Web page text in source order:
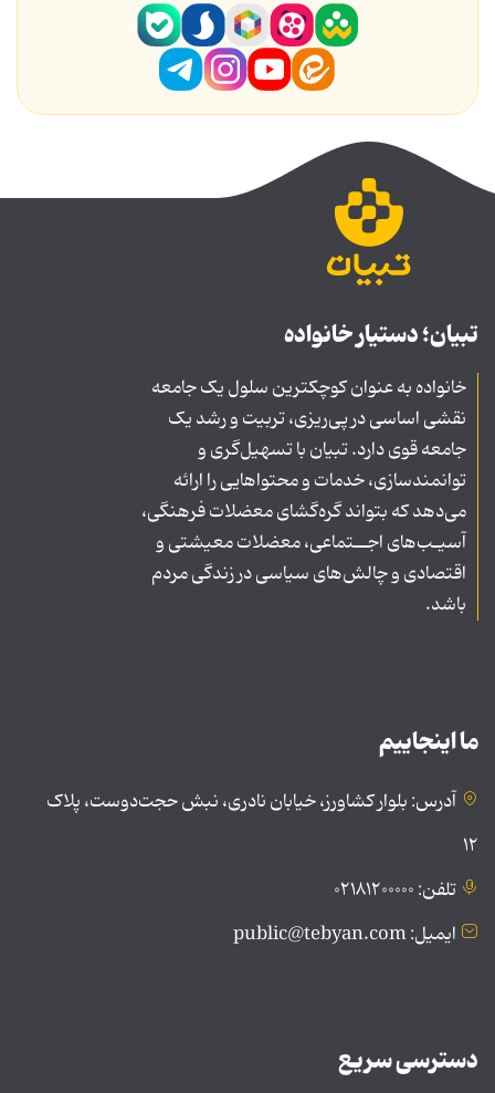
تبیان؛ دستیار خانواده
خانواده به عنوان کوچکترین سلول یک جامعه
نقشی اساسی در پی‌ریزی، تربیت و رشد یک
جامعه قوی دارد. تبیان با تسهیل‌گری و
توانمندسازی، خدمات و محتواهایی را ارائه
می‌دهد که بتواند گره‌گشای معضلات فرهنگی،
آسیـب‌های اجــتماعی، معضلات معیشتی و
اقتصادی و چالش‌های سیاسی در زندگی مردم
باشد.
ما اینجاییم
آدرس: بلوار کشاورز، خیابان نادری، نبش حجت‌دوست، پلاک
۱۲
تلفن: ۰۲۱۸۱۲۰۰۰۰۰
ایمیل: public@tebyan.com
دسترسی سریع